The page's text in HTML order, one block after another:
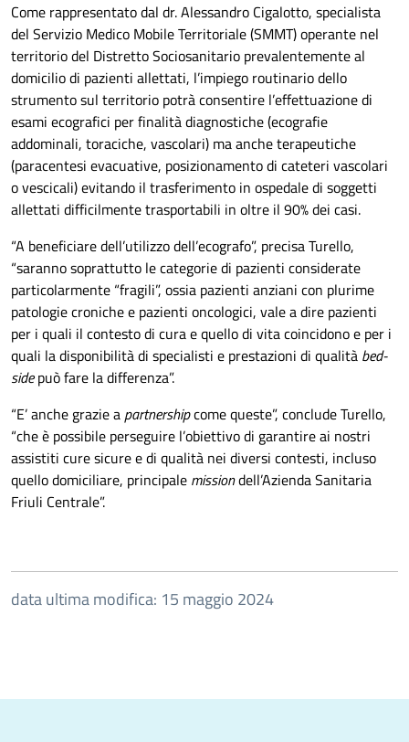
Come rappresentato dal dr. Alessandro Cigalotto, specialista
del Servizio Medico Mobile Territoriale (SMMT) operante nel
territorio del Distretto Sociosanitario prevalentemente al
domicilio di pazienti allettati, l’impiego routinario dello
strumento sul territorio potrà consentire l’effettuazione di
esami ecografici per finalità diagnostiche (ecografie
addominali, toraciche, vascolari) ma anche terapeutiche
(paracentesi evacuative, posizionamento di cateteri vascolari
o vescicali) evitando il trasferimento in ospedale di soggetti
allettati difficilmente trasportabili in oltre il 90% dei casi.
“A beneficiare dell’utilizzo dell’ecografo”, precisa Turello,
“saranno soprattutto le categorie di pazienti considerate
particolarmente “fragili”, ossia pazienti anziani con plurime
patologie croniche e pazienti oncologici, vale a dire pazienti
per i quali il contesto di cura e quello di vita coincidono e per i
quali la disponibilità di specialisti e prestazioni di qualità bed-
sidepuò fare la differenza”.
“E’ anche grazie a partnershipcome queste”, conclude Turello,
“che è possibile perseguire l’obiettivo di garantire ai nostri
assistiti cure sicure e di qualità nei diversi contesti, incluso
quello domiciliare, principale missiondell’Azienda Sanitaria
Friuli Centrale”.
data ultima modifica: 15 maggio 2024